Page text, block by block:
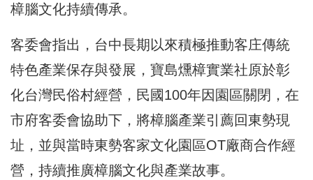
樟腦文化持續傳承。
客委會指出，台中長期以來積極推動客庄傳統
特色產業保存與發展，寶島燻樟實業社原於彰
化台灣民俗村經營，民國100年因園區關閉，在
市府客委會協助下，將樟腦產業引薦回東勢現
址，並與當時東勢客家文化園區OT廠商合作經
營，持續推廣樟腦文化與產業故事。